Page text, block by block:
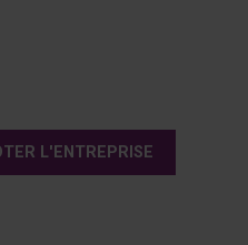
L'ENTREPRISE